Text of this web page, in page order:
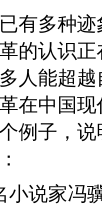
多种迹
的认识
人能超
在中国
例子，
说家冯骥